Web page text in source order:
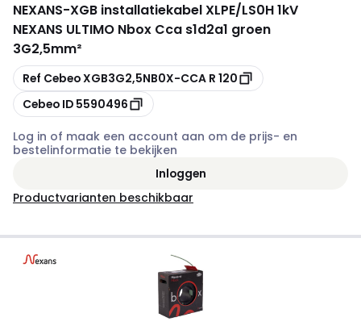
NEXANS-XGB installatiekabel XLPE/LS0H 1kV
NEXANS ULTIMO Nbox Cca s1d2a1 groen
3G2,5mm²
Kopiëren
Ref CebeoXGB3G2,5NB0X-CCA R 120
Kopiëren
Cebeo ID 5590496
Log in of maak een account aan om de prijs- en
bestelinformatie te bekijken
Inloggen
Productvarianten beschikbaar